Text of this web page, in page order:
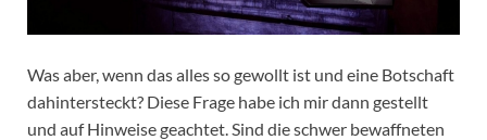
Was aber, wenn das alles so gewollt ist und eine Botschaft
dahintersteckt? Diese Frage habe ich mir dann gestellt
und auf Hinweise geachtet. Sind die schwer bewaffneten